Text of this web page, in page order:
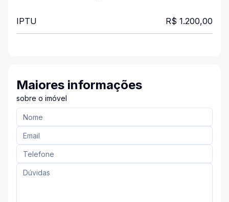
IPTU R$ 1.200,00
Maiores informações
sobre o imóvel